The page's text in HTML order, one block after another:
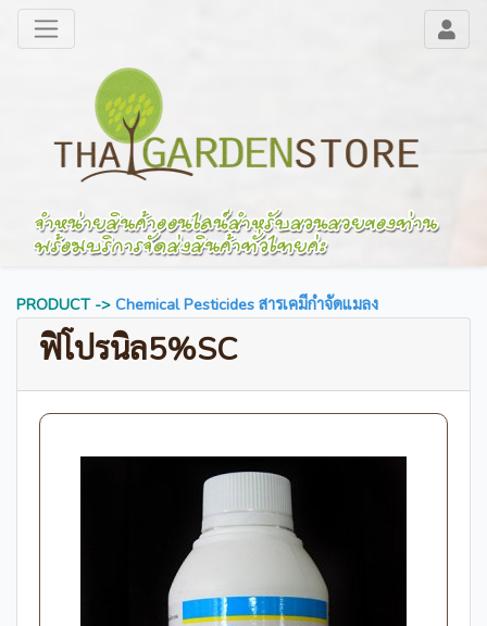
PRODUCT -> Chemical Pesticides สารเคมีกำจัดแมลง
ฟิโปรนิล5%SC